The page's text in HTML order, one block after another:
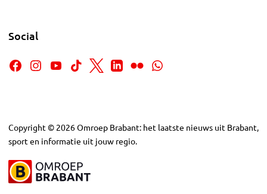
Social
Copyright © 2026Omroep Brabant: het laatste nieuws uit Brabant,
sport en informatie uit jouw regio.